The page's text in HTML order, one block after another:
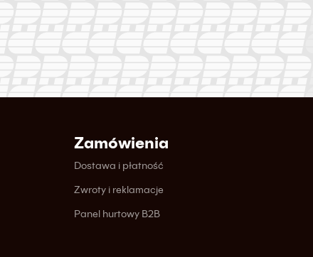
Zamówienia
Dostawa i płatność
Zwroty i reklamacje
Panel hurtowy B2B